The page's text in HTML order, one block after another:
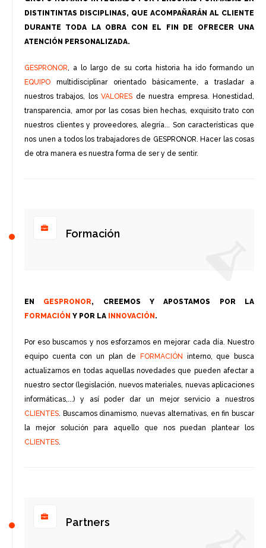
DISTINTINTAS DISCIPLINAS, QUE ACOMPAÑARÁN AL CLIENTE
DURANTE TODA LA OBRA CON EL FIN DE OFRECER UNA
ATENCIÓN PERSONALIZADA.
GESPRONOR, a lo largo de su corta historia ha ido formando un
EQUIPO multidisciplinar orientado básicamente, a trasladar a
nuestros trabajos, losVALORES de nuestra empresa. Honestidad,
transparencia, amor por las cosas bien hechas, exquisito trato con
nuestros clientes y proveedores, alegría... Son características que
nos unen a todos los trabajadores de GESPRONOR. Hacer las cosas
de otra manera es nuestra forma de ser y de sentir.
Formación
EN GESPRONOR, CREEMOS Y APOSTAMOS POR LA
FORMACIÓN Y POR LA INNOVACIÓN .
Por eso buscamos y nos esforzamos en mejorar cada día. Nuestro
equipo cuenta con un plan de
FORMACIÓN
interno, que busca
actualizarnos en todas aquellas novedades que pueden afectar a
nuestro sector (legislación, nuevos materiales, nuevas aplicaciones
informáticas,...) y así poder dar un mejor servicio a nuestros
CLIENTES. Buscamos dinamismo, nuevas alternativas, en fin buscar
la mejor solución para aquello que nos puedan plantear los
CLIENTES.
Partners